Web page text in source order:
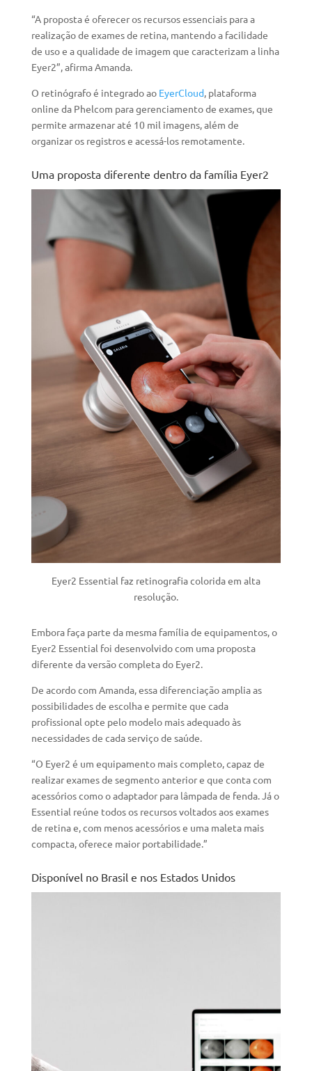
“A proposta é oferecer os recursos essenciais para a
realização de exames de retina, mantendo a facilidade
de uso e a qualidade de imagem que caracterizam a linha
Eyer2”, afirma Amanda.
O retinógrafo é integrado ao EyerCloud, plataforma
online da Phelcom para gerenciamento de exames, que
permite armazenar até 10 mil imagens, além de
organizar os registros e acessá-los remotamente.
Uma proposta diferente dentro da família Eyer2
Eyer2 Essential faz retinografia colorida em alta
resolução.
Embora faça parte da mesma família de equipamentos, o
Eyer2 Essential foi desenvolvido com uma proposta
diferente da versão completa do Eyer2.
De acordo com Amanda, essa diferenciação amplia as
possibilidades de escolha e permite que cada
profissional opte pelo modelo mais adequado às
necessidades de cada serviço de saúde.
“O Eyer2 é um equipamento mais completo, capaz de
realizar exames de segmento anterior e que conta com
acessórios como o adaptador para lâmpada de fenda. Já o
Essential reúne todos os recursos voltados aos exames
de retina e, com menos acessórios e uma maleta mais
compacta, oferece maior portabilidade.”
Disponível no Brasil e nos Estados Unidos